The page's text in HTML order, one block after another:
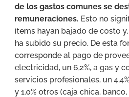
de los gastos comunes se
remuneraciones. Esto no
ítems hayan bajado de costo
ha subido su precio. De esta
corresponde al pago de
electricidad, un 6,2%, a gas y
servicios profesionales, un
y 1,0% otros (caja chica,